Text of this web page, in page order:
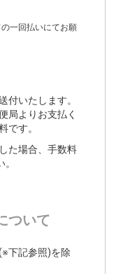
一回払いにてお願
付いたします。
局よりお支払く
です。
た場合、手数料
ついて
下記参照)を除